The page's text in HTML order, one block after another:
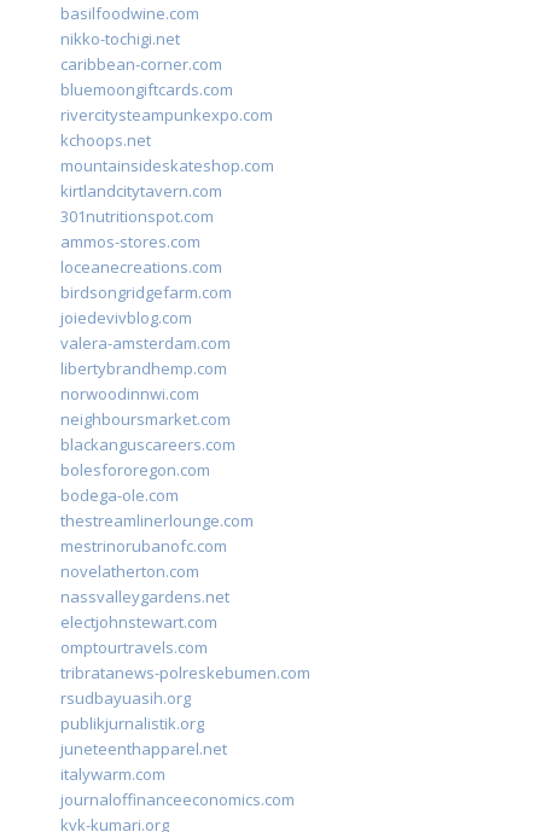
basilfoodwine.com
nikko-tochigi.net
caribbean-corner.com
bluemoongiftcards.com
rivercitysteampunkexpo.com
kchoops.net
mountainsideskateshop.com
kirtlandcitytavern.com
301nutritionspot.com
ammos-stores.com
loceanecreations.com
birdsongridgefarm.com
joiedevivblog.com
valera-amsterdam.com
libertybrandhemp.com
norwoodinnwi.com
neighboursmarket.com
blackanguscareers.com
bolesfororegon.com
bodega-ole.com
thestreamlinerlounge.com
mestrinorubanofc.com
novelatherton.com
nassvalleygardens.net
electjohnstewart.com
omptourtravels.com
tribratanews-polreskebumen.com
rsudbayuasih.org
publikjurnalistik.org
juneteenthapparel.net
italywarm.com
journaloffinanceeconomics.com
kvk-kumari.org